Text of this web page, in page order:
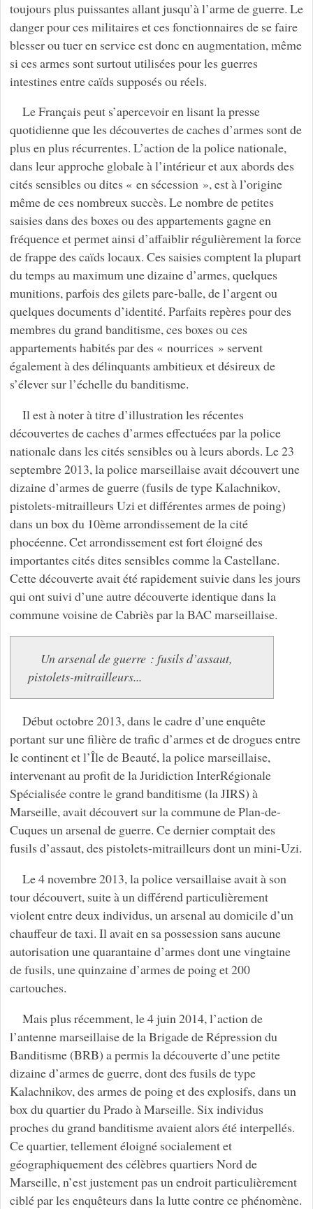
toujours plus puissantes allant jusqu’à l’arme de guerre. Le
danger pour ces militaires et ces fonctionnaires de se faire
blesser ou tuer en service est donc en augmentation, même
si ces armes sont surtout utilisées pour les guerres
intestines entre caïds supposés ou réels.
Le Français peut s’apercevoir en lisant la presse
quotidienne que les découvertes de caches d’armes sont de
plus en plus récurrentes. L’action de la police nationale,
dans leur approche globale à l’intérieur et aux abords des
cités sensibles ou dites « en sécession », est à l’origine
même de ces nombreux succès. Le nombre de petites
saisies dans des boxes ou des appartements gagne en
fréquence et permet ainsi d’affaiblir régulièrement la force
de frappe des caïds locaux. Ces saisies comptent la plupart
du temps au maximum une dizaine d’armes, quelques
munitions, parfois des gilets pare-balle, de l’argent ou
quelques documents d’identité. Parfaits repères pour des
membres du grand banditisme, ces boxes ou ces
appartements habités par des « nourrices » servent
également à des délinquants ambitieux et désireux de
s’élever sur l’échelle du banditisme.
Il est à noter à titre d’illustration les récentes
découvertes de caches d’armes effectuées par la police
nationale dans les cités sensibles ou à leurs abords. Le 23
septembre 2013, la police marseillaise avait découvert une
dizaine d’armes de guerre (fusils de type Kalachnikov,
pistolets-mitrailleurs Uzi et différentes armes de poing)
dans un box du 10ème arrondissement de la cité
phocéenne. Cet arrondissement est fort éloigné des
importantes cités dites sensibles comme la Castellane.
Cette découverte avait été rapidement suivie dans les jours
qui ont suivi d’une autre découverte identique dans la
commune voisine de Cabriès par la BAC marseillaise.
Un arsenal de guerre : fusils d’assaut,
pistolets-mitrailleurs...
Début octobre 2013, dans le cadre d’une enquête
portant sur une filière de trafic d’armes et de drogues entre
le continent et l’Île de Beauté, la police marseillaise,
intervenant au profit de la Juridiction InterRégionale
Spécialisée contre le grand banditisme (la JIRS) à
Marseille, avait découvert sur la commune de Plan-de-
Cuques un arsenal de guerre. Ce dernier comptait des
fusils d’assaut, des pistolets-mitrailleurs dont un mini-Uzi.
Le 4 novembre 2013, la police versaillaise avait à son
tour découvert, suite à un différend particulièrement
violent entre deux individus, un arsenal au domicile d’un
chauffeur de taxi. Il avait en sa possession sans aucune
autorisation une quarantaine d’armes dont une vingtaine
de fusils, une quinzaine d’armes de poing et 200
cartouches.
Mais plus récemment, le 4 juin 2014, l’action de
l’antenne marseillaise de la Brigade de Répression du
Banditisme (BRB) a permis la découverte d’une petite
dizaine d’armes de guerre, dont des fusils de type
Kalachnikov, des armes de poing et des explosifs, dans un
box du quartier du Prado à Marseille. Six individus
proches du grand banditisme avaient alors été interpellés.
Ce quartier, tellement éloigné socialement et
géographiquement des célèbres quartiers Nord de
Marseille, n’est justement pas un endroit particulièrement
ciblé par les enquêteurs dans la lutte contre ce phénomène.